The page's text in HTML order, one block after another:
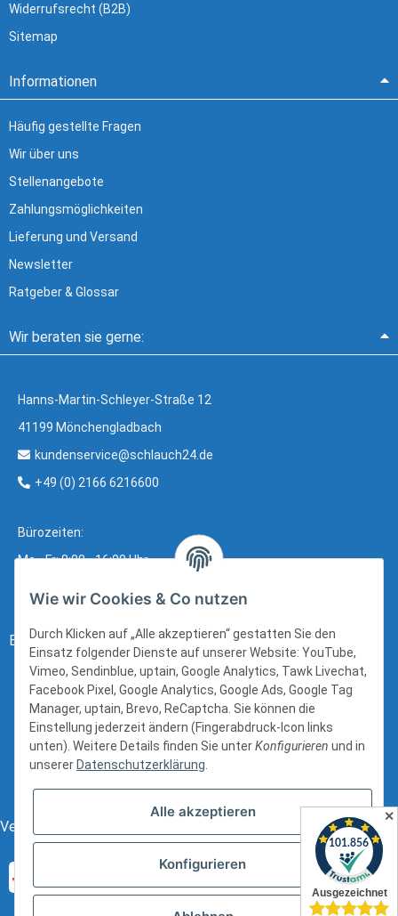
Widerrufsrecht (B2B)
Sitemap
Informationen
Häufig gestellte Fragen
Wir über uns
Stellenangebote
Zahlungsmöglichkeiten
Lieferung und Versand
Newsletter
Ratgeber & Glossar
Wir beraten sie gerne:
Hanns-Martin-Schleyer-Straße 12
41199 Mönchengladbach
kundenservice@schlauch24.de
+49 (0) 2166 6216600
Bürozeiten:
Mo - Fr: 8:00 - 16:00 Uhr
Bezahlung:
Versand:
Wie wir Cookies & Co nutzen
Durch Klicken auf „Alle akzeptieren“ gestatten Sie den
Einsatz folgender Dienste auf unserer Website: YouTube,
Vimeo, Sendinblue, uptain, Google Analytics, Tawk Livechat,
Facebook Pixel, Google Analytics, Google Ads, Google Tag
Manager, uptain, Brevo, ReCaptcha. Sie können die
Einstellung jederzeit ändern (Fingerabdruck-Icon links
unten). Weitere Details finden Sie unterKonfigurieren und in
unserer Datenschutzerklärung.
Alle akzeptieren
Konfigurieren
✕